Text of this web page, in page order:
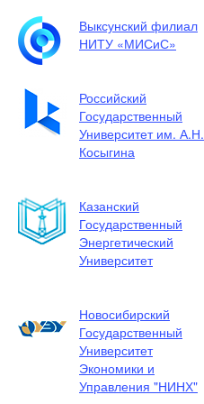
Выксунский филиал
НИТУ «МИСиС»
Российский
Государственный
Университет им. А.Н.
Косыгина
Казанский
Государственный
Энергетический
Университет
Новосибирский
Государственный
Университет
Экономики и
Управления "НИНХ"